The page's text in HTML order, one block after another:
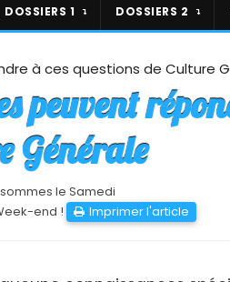
DOSSIERS 1 DOSSIERS 2
à ces questions de Culture
peuvent
Générale
le Samedi
end !
Imprimer l'article